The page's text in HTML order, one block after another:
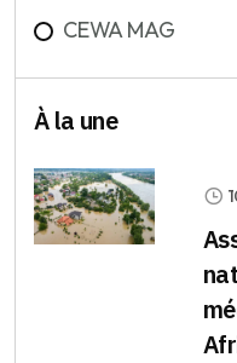
CEWA MAG
À la une